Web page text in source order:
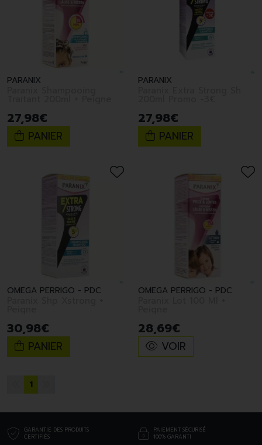
PARANIX
27,98€
PANIER
PARANIX
27,98€
PANIER
OMEGA PERRIGO - PDC
30,98€
PANIER
OMEGA PERRIGO - PDC
28,69€
VOIR
1
GARANTIE DES PRODUITS
CERTIFIÉS
PAIEMENT SÉCURISÉ
100% GARANTI